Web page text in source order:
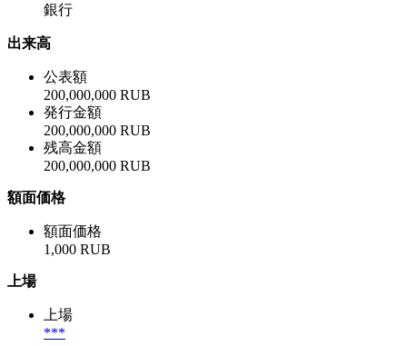
銀行
出来高
公表額
200,000,000 RUB
発行金額
200,000,000 RUB
残高金額
200,000,000 RUB
額面価格
額面価格
1,000 RUB
上場
上場
***